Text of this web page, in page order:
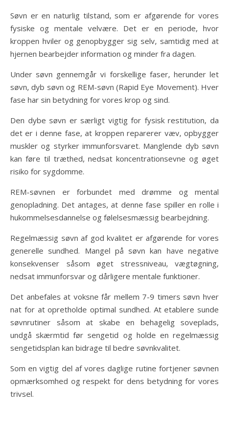
Søvn er en naturlig tilstand, som er afgørende for vores
fysiske og mentale velvære. Det er en periode, hvor
kroppen hviler og genopbygger sig selv, samtidig med at
hjernen bearbejder information og minder fra dagen.
Under søvn gennemgår vi forskellige faser, herunder let
søvn, dyb søvn og REM-søvn (Rapid Eye Movement). Hver
fase har sin betydning for vores krop og sind.
Den dybe søvn er særligt vigtig for fysisk restitution, da
det er i denne fase, at kroppen reparerer væv, opbygger
muskler og styrker immunforsvaret. Manglende dyb søvn
kan føre til træthed, nedsat koncentrationsevne og øget
risiko for sygdomme.
REM-søvnen er forbundet med drømme og mental
genopladning. Det antages, at denne fase spiller en rolle i
hukommelsesdannelse og følelsesmæssig bearbejdning.
Regelmæssig søvn af god kvalitet er afgørende for vores
generelle sundhed. Mangel på søvn kan have negative
konsekvenser såsom øget stressniveau, vægtøgning,
nedsat immunforsvar og dårligere mentale funktioner.
Det anbefales at voksne får mellem 7-9 timers søvn hver
nat for at opretholde optimal sundhed. At etablere sunde
søvnrutiner såsom at skabe en behagelig soveplads,
undgå skærmtid før sengetid og holde en regelmæssig
sengetidsplan kan bidrage til bedre søvnkvalitet.
Som en vigtig del af vores daglige rutine fortjener søvnen
opmærksomhed og respekt for dens betydning for vores
trivsel.